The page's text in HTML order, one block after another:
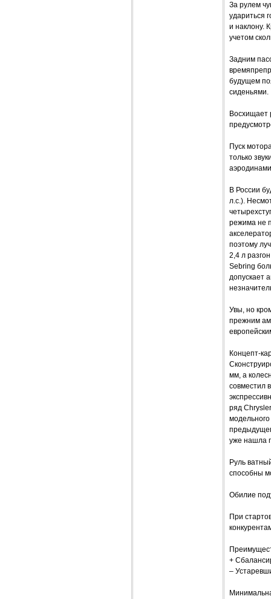
За рулем
удариться
и наклону.
учетом
Задним
будущем
сиденьями.
Восхищает
Пуск
только
В России
л.с.).
режима не
поэтому
2,4 л
Sebring
допускает
Увы, но
прежним
Концепт-
мм, а
совместил
ряд
уже нашла
Руль
способны
Обилие
При
+
–